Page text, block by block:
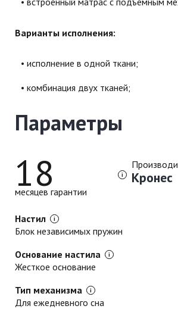
Варианты исполнения:
исполнение в одной ткани;
комбинация двух тканей;
Параметры
Настил
Блок независимых пружин
Основание настила
Жесткое основание
Тип механизма
Для ежедневного сна
Кронес
18
месяцев гарантии